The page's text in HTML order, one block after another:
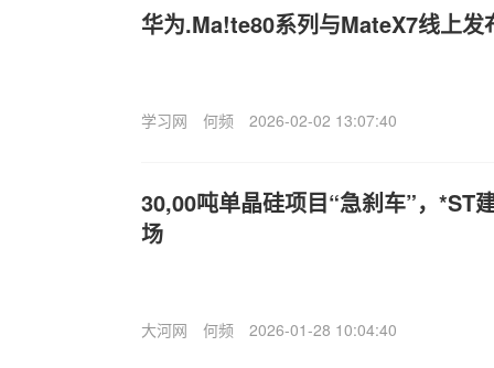
华为.Ma!te80系列与MateX7线上发
学习网 何频 2026-02-02 13:07:40
30,00吨单晶硅项目“急刹车”，*ST
场
大河网 何频 2026-01-28 10:04:40